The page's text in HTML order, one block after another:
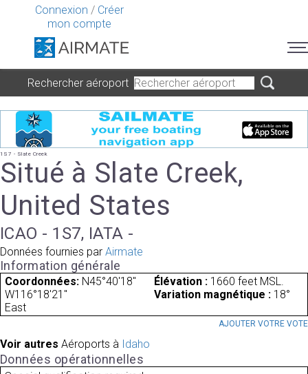
Connexion / Créer
mon compte
Rechercher aéroport
1S7 - Slate Creek
Situé à Slate Creek,
United States
ICAO - 1S7, IATA -
Données fournies par Airmate
Information générale
Coordonnées: N45°40'18"
W116°18'21"
Élévation : 1660 feet MSL.
Variation magnétique : 18°
East
AJOUTER VOTRE VOTE
Voir autres Aéroports à Idaho
Données opérationnelles